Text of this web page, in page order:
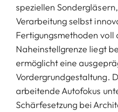
speziellen
Verarbeitung selbst
Fertigungsmethoden voll
Naheinstellgrenze liegt
ermöglicht eine
Vordergrundgestaltung.
arbeitende Autofokus
Schärfesetzung bei